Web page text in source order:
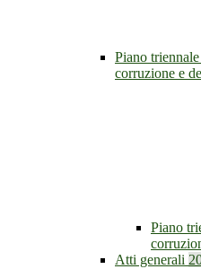
Piano
corruzione e
Piano
Atti generali